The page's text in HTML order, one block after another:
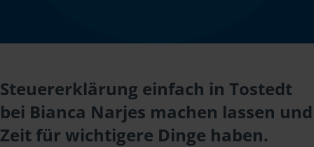
Steuererklärung einfach in Tostedt
bei Bianca Narjes machen lassen und
Zeit für wichtigere Dinge haben.